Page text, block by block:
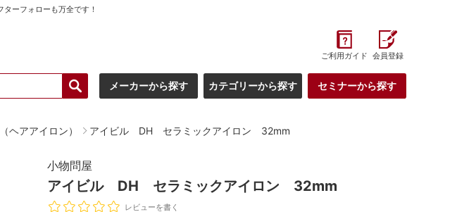
ーフォローも万全です！
ご利用ガイド 会員登録
メーカーから探す カテゴリーから探す セミナーから探す
ヘアアイロン） アイビル DH セラミックアイロン 32mm
小物問屋
アイビル DH セラミックアイロン 32mm
レビューを書く